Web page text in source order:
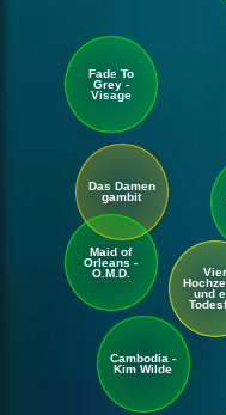
Fade To
Grey -
Visage
Das Damen
gambit
Maid of
Orleans -
O.M.D.
Vier
und
Cambodia -
Kim Wilde